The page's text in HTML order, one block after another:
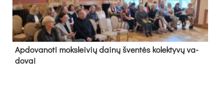
Ap­do­va­no­ti moks­lei­vių dai­nų šven­tės ko­lek­ty­vų va­
do­vai